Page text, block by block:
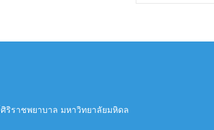
ริราชพยาบาล มหาวิทยาลัยมหิดล